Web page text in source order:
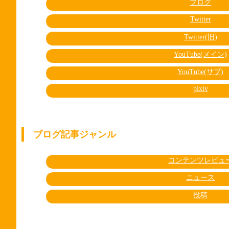
ブログ
Twitter
Twitter(旧)
YouTube(メイン)
YouTube(サブ)
pixiv
ブログ記事ジャンル
コンテンツレビュ
ニュース
投稿